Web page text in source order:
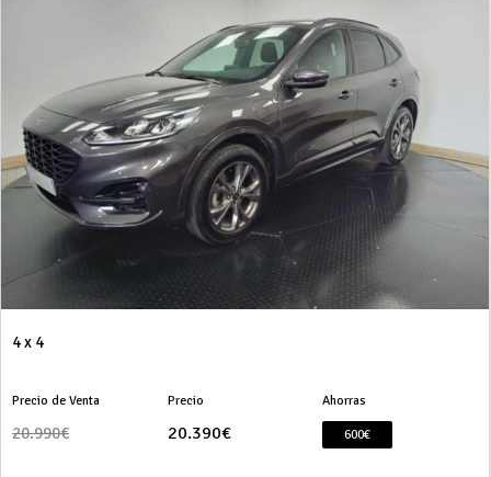
4 x 4
Precio de Venta
20.990€
Precio
20.390€
Ahorras
600€